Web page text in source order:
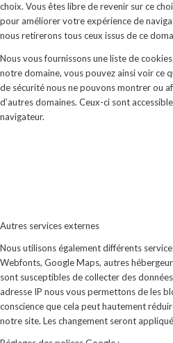
choix. Vous êtes libre de revenir sur ce
pour améliorer votre expérience de
nous retirerons tous ceux issus de ce
Nous vous fournissons une liste de
notre domaine, vous pouvez ainsi voir ce
de sécurité nous ne pouvons montrer ou
d’autres domaines. Ceux-ci sont
navigateur.
Autres services externes
Nous utilisons également différents
Webfonts, Google Maps, autres
sont susceptibles de collecter des
adresse IP nous vous permettons de les
conscience que cela peut hautement
notre site. Les changement seront